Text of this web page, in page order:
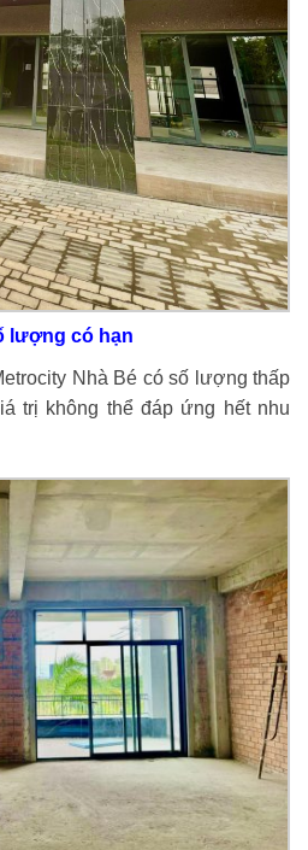
lượng có hạn
Nhà Bé có số lượng thấp
trị không thể đáp ứng hết nhu